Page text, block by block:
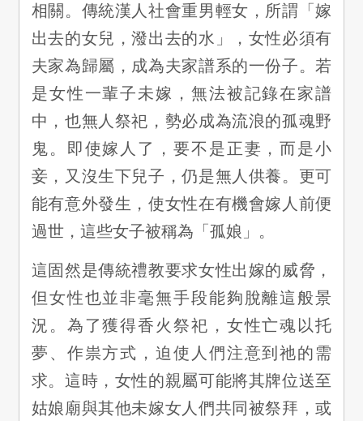
相關。傳統漢人社會重男輕女，所謂「嫁
出去的女兒，潑出去的水」，女性必須有
夫家為歸屬，成為夫家譜系的一份子。若
是女性一輩子未嫁，無法被記錄在家譜
中，也無人祭祀，勢必成為流浪的孤魂野
鬼。即使嫁人了，要不是正妻，而是小
妾，又沒生下兒子，仍是無人供養。更可
能有意外發生，使女性在有機會嫁人前便
過世，這些女子被稱為「孤娘」。
這固然是傳統禮教要求女性出嫁的威脅，
但女性也並非毫無手段能夠脫離這般景
況。為了獲得香火祭祀，女性亡魂以托
夢、作祟方式，迫使人們注意到祂的需
求。這時，女性的親屬可能將其牌位送至
姑娘廟與其他未嫁女人們共同被祭拜，或